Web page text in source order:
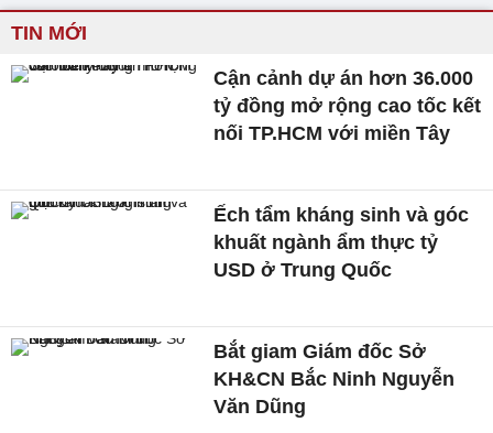
TIN MỚI
Cận cảnh dự án hơn 36.000
tỷ đồng mở rộng cao tốc kết
nối TP.HCM với miền Tây
Ếch tẩm kháng sinh và góc
khuất ngành ẩm thực tỷ
USD ở Trung Quốc
Bắt giam Giám đốc Sở
KH&CN Bắc Ninh Nguyễn
Văn Dũng